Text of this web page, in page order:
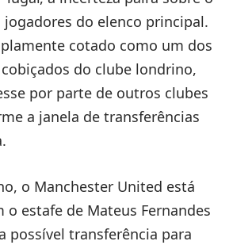
do elenco principal.
cotado como um dos
do clube londrino,
por parte de outros clubes
a janela de transferências
o Manchester United está
o estafe de Mateus Fernandes
possível transferência para